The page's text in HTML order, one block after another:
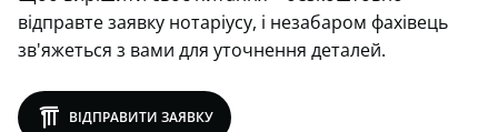
відправте заявку нотаріусу, і незабаром фахівець
зв'яжеться з вами для уточнення деталей.
lawly ВІДПРАВИТИ ЗАЯВКУ